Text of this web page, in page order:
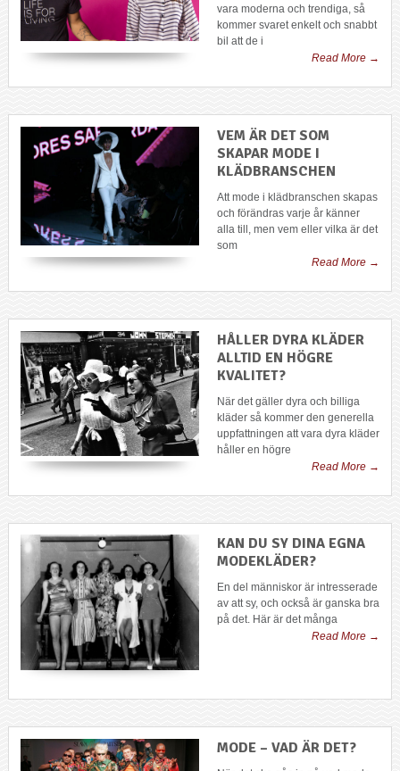
vara moderna och trendiga, så
kommer svaret enkelt och snabbt
bil att de i
Read More →
VEM ÄR DET SOM
SKAPAR MODE I
KLÄDBRANSCHEN
Att mode i klädbranschen skapas
och förändras varje år känner
alla till, men vem eller vilka är det
som
Read More →
HÅLLER DYRA KLÄDER
ALLTID EN HÖGRE
KVALITET?
När det gäller dyra och billiga
kläder så kommer den generella
uppfattningen att vara dyra kläder
håller en högre
Read More →
KAN DU SY DINA EGNA
MODEKLÄDER?
En del människor är intresserade
av att sy, och också är ganska bra
på det. Här är det många
Read More →
MODE – VAD ÄR DET?